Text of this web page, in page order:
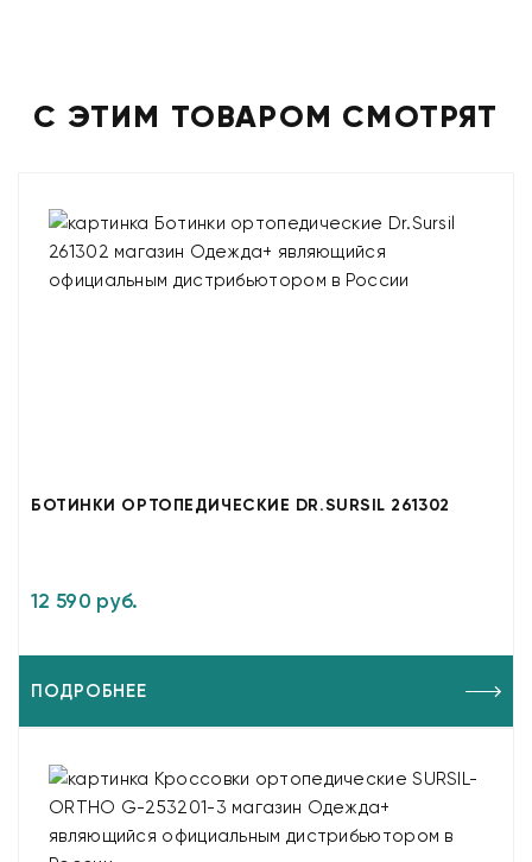
С ЭТИМ ТОВАРОМ СМОТРЯТ
БОТИНКИ ОРТОПЕДИЧЕСКИЕ DR.SURSIL 261302
12 590 руб.
ПОДРОБНЕЕ